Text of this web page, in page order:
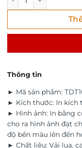
là:
290.000 ₫.
tại
là:
Tranh dán tường
Thông tin
► Mã sản phẩm:
► Kích thước: In kích
► Hình ảnh: In bằng
cho ra hình ảnh đạt
độ bền màu lên đến
► Chất liệu: Vải lụa,